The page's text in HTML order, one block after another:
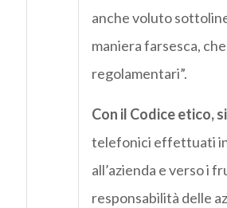
anche voluto
maniera farsesca,
regolamentari”.
Con il Codice etico,
telefonici effettuati in
all’azienda e verso i
responsabilità delle